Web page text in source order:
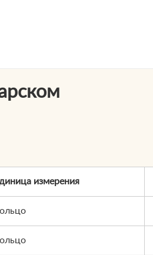
измерения